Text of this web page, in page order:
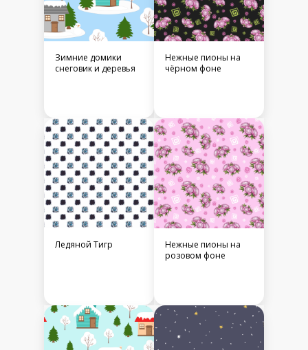
Зимние домики
снеговик и деревья
Нежные пионы на
чёрном фоне
Ледяной Тигр
Нежные пионы на
розовом фоне